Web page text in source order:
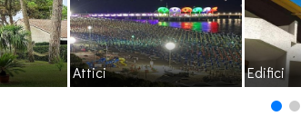
Attici Edifici